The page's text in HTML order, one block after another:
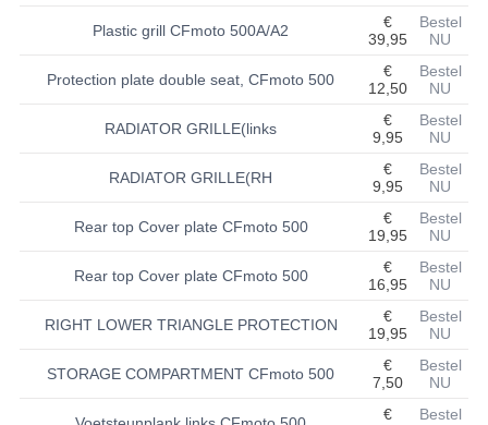
KETTING EN TANDWIELEN
KOEL SYSTEEM
MOTOR
REM SYSTEEM
SCHOKBREKERS
STUUR INRICHTING
Plastic grill CFmoto 500A/A2
€
39,95
Bestel
NU
Protection plate double seat, CFmoto 500
€
12,50
Bestel
NU
RADIATOR GRILLE(links
€
9,95
Bestel
NU
RADIATOR GRILLE(RH
€
9,95
Bestel
NU
Rear top Cover plate CFmoto 500
€
19,95
Bestel
NU
Rear top Cover plate CFmoto 500
€
16,95
Bestel
NU
RIGHT LOWER TRIANGLE PROTECTION
€
19,95
Bestel
NU
STORAGE COMPARTMENT CFmoto 500
€
7,50
Bestel
NU
€
Bestel